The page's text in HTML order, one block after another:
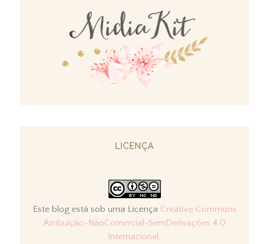
LICENÇA
Este blog está sob uma Licença Creative Commons
Atribuição-NãoComercial-SemDerivações 4.0
Internacional .